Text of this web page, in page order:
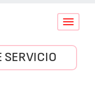
Conmutar
SERVICIO